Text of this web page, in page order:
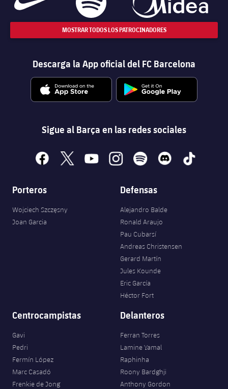
MOSTRAR TODOS LOS PATROCINADORES
Descarga la App oficial del FC Barcelona
Sigue al Barça en las redes sociales
facebook
x youtubeinstagramspotify discord tiktok
Porteros
Wojciech Szczęsny
Joan Garcia
Defensas
Alejandro Balde
Ronald Araujo
Pau Cubarsí
Andreas Christensen
Gerard Martín
Jules Kounde
Eric García
Héctor Fort
Centrocampistas
Gavi
Pedri
Fermín López
Marc Casadó
Frenkie de Jong
Delanteros
Ferran Torres
Lamine Yamal
Raphinha
Roony Bardghji
Anthony Gordon